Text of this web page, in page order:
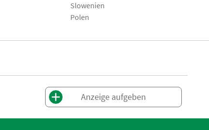
Slowenien
Polen
Anzeige aufgeben